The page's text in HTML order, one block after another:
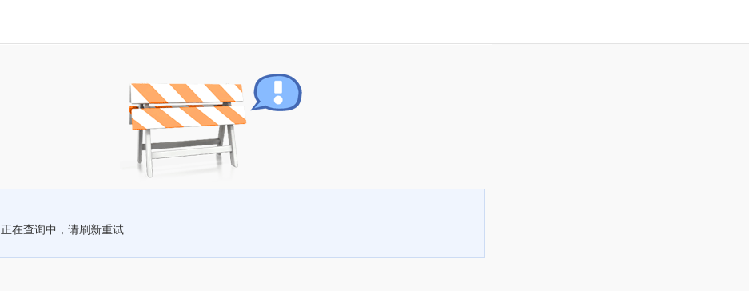
正在查询中，请刷新重试